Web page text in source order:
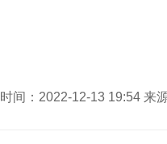
时间：2022-12-13 19:54 来